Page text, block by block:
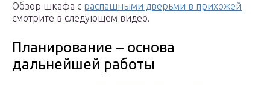
Обзор шкафа с распашными дверьми в прихожей
смотрите в следующем видео.
Планирование – основа
дальнейшей работы